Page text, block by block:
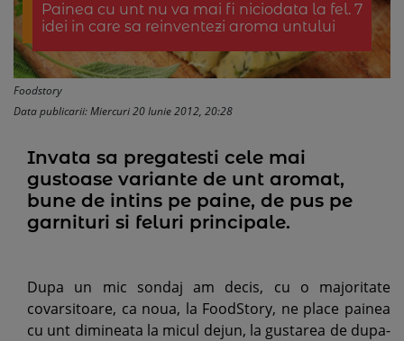
Painea cu unt nu va mai fi niciodata la fel. 7
idei in care sa reinventezi aroma untului
Foodstory
Data publicarii: Miercuri 20 Iunie 2012, 20:28
Invata sa pregatesti cele mai
gustoase variante de unt aromat,
bune de intins pe paine, de pus pe
garnituri si feluri principale.
Dupa un mic sondaj am decis, cu o majoritate
covarsitoare, ca noua, la FoodStory, ne place painea
cu unt dimineata la micul dejun, la gustarea de dupa-